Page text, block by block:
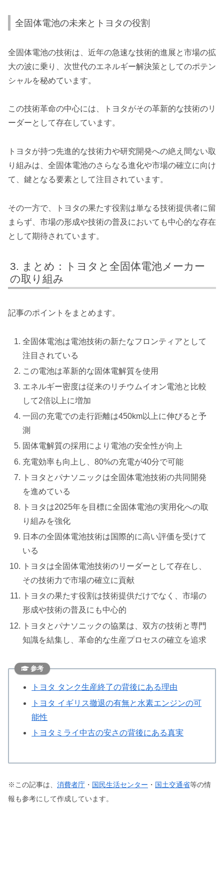
全固体電池の未来とトヨタの役割
全固体電池の技術は、近年の急速な技術的進展と市場の拡
大の波に乗り、次世代のエネルギー解決策としてのポテン
シャルを秘めています。
この技術革命の中心には、トヨタがその革新的な技術のリ
ーダーとして存在しています。
トヨタが持つ先進的な技術力や研究開発への絶え間ない取
り組みは、全固体電池のさらなる進化や市場の確立に向け
て、鍵となる要素として注目されています。
その一方で、トヨタの果たす役割は単なる技術提供者に留
まらず、市場の形成や技術の普及においても中心的な存在
として期待されています。
まとめ：トヨタと全固体電池メーカー
の取り組み
記事のポイントをまとめます。
全固体電池は電池技術の新たなフロンティアとして
注目されている
この電池は革新的な固体電解質を使用
エネルギー密度は従来のリチウムイオン電池と比較
して2倍以上に増加
一回の充電での走行距離は450km以上に伸びると予
測
固体電解質の採用により電池の安全性が向上
充電効率も向上し、80%の充電が40分で可能
トヨタとパナソニックは全固体電池技術の共同開発
を進めている
トヨタは2025年を目標に全固体電池の実用化への取
り組みを強化
日本の全固体電池技術は国際的に高い評価を受けて
いる
トヨタは全固体電池技術のリーダーとして存在し、
その技術力で市場の確立に貢献
トヨタの果たす役割は技術提供だけでなく、市場の
形成や技術の普及にも中心的
トヨタとパナソニックの協業は、双方の技術と専門
知識を結集し、革命的な生産プロセスの確立を追求
参考
トヨタ タンク生産終了の背後にある理由
トヨタ イギリス撤退の有無と水素エンジンの可
能性
トヨタミライ中古の安さの背後にある真実
※この記事は、 消費者庁 ・ 国民生活センター ・ 国土交通省等の情
報も参考にして作成しています。